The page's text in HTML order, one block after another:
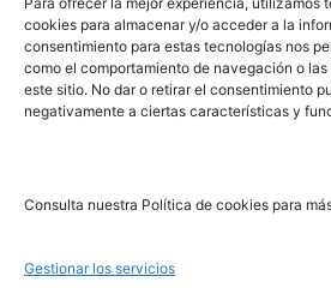
cookies para almacenar y/o acceder a la
consentimiento para estas tecnologías nos
como el comportamiento de navegación o
este sitio. No dar o retirar el consentimiento
negativamente a ciertas características y
Consulta nuestra Política de cookies para
Gestionar los servicios
PRL | Films
PRL | Play
PRL | LAB
Noticias